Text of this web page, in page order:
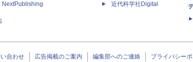
NextPublishing
近代科学社Digital
合わせ 広告掲載のご案内 編集部へのご連絡 プライバシー